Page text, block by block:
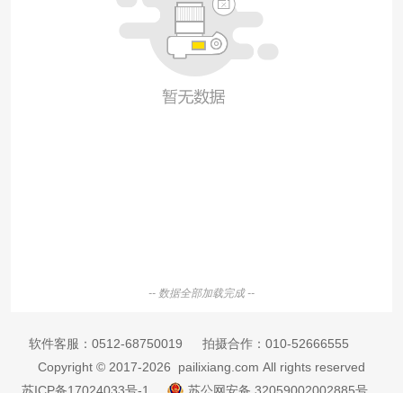
-- 数据全部加载完成 --
软件客服： 0512-68750019 拍摄合作： 010-52666555
Copyright © 2017-2026 pailixiang.com All rights reserved
苏ICP备17024033号-1
苏公网安备 32059002002885号